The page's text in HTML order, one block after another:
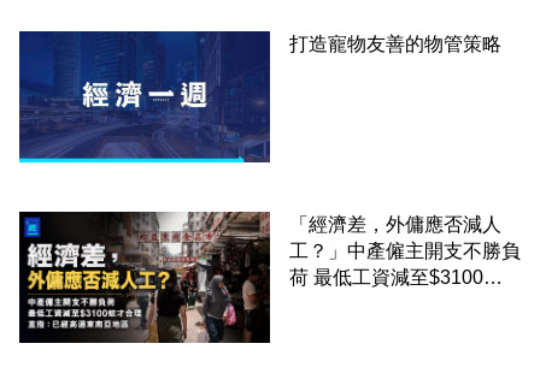
打造寵物友善的物管策略
「經濟差，外傭應否減人
工？」中產僱主開支不勝負
荷 最低工資減至$3100蚊